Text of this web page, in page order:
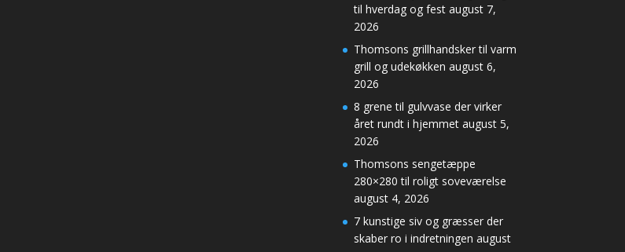
til hverdag og fest august 7,
2026
Thomsons grillhandsker til varm
grill og udekøkken august 6,
2026
8 grene til gulvvase der virker
året rundt i hjemmet august 5,
2026
Thomsons sengetæppe
280×280 til roligt soveværelse
august 4, 2026
7 kunstige siv og græsser der
skaber ro i indretningen august